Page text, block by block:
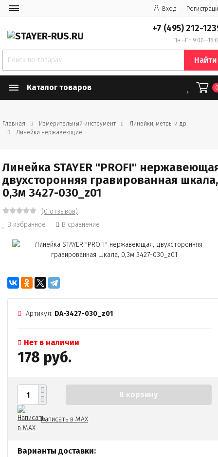
Вход
+7 (495) 212-
Пн—Пт
Найти
Каталог товаров
Главная Измерительный инструмент
Линейки, метры и др.
Линейки нержавеющие
Линейка STAYER "PROFI"
двухсторонняя гравированная шкала,
0,3м 3427-030_z01
(0 отзывов)
В избранное
В сравнение
Артикул: DA-3427-030_z01
Нет в наличии
178 руб.
В корзину
Написать в MAX
Варианты доставки: